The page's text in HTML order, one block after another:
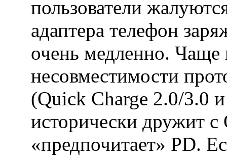
пользователи
адаптера телефон
очень медленно. Чаще
несовместимости
(Quick Charge 2.0/3.0
исторически дружит с
«предпочитает» PD.